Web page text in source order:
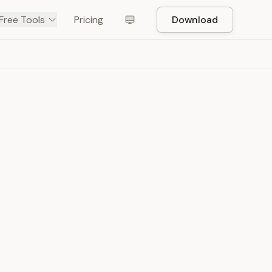
Tools Pricing Download